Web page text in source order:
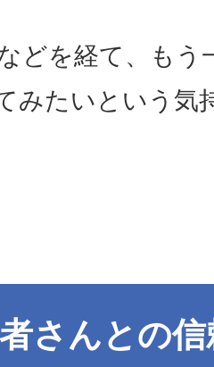
どを経て、もう
みたいという気
さんとの